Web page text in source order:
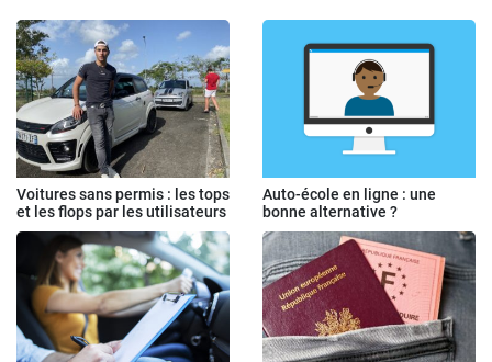
Voitures sans permis : les tops
et les flops par les utilisateurs
Auto-école en ligne : une
bonne alternative ?